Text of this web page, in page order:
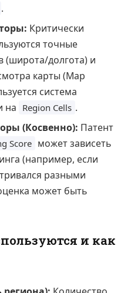
.
Критически
точные
(широта/долгота) и
карты (Map
система
на Region Cells .
(Косвенно): Патент
Score может зависеть
(например, если
разными
может быть
и как